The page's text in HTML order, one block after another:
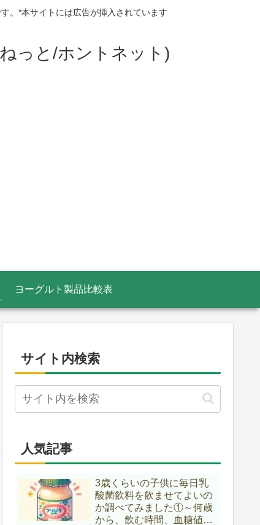
。*本サイトには広告が挿入されています
っと/ホントネット)
欺やデマへの向き合い方など、サイト名「HONTO.NET」の原点となるテーマです。
ヨーグルト製品比較表
サイト内検索
人気記事
3歳くらいの子供に毎日乳
酸菌飲料を飲ませてよいの
か調べてみました①～何歳
から、飲む時間、血糖値ス